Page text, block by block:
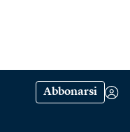
Abbonarsi